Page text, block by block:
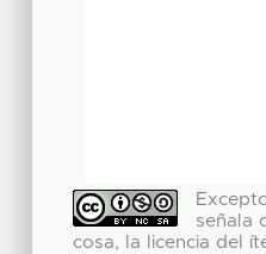
señala
cosa, la licencia del